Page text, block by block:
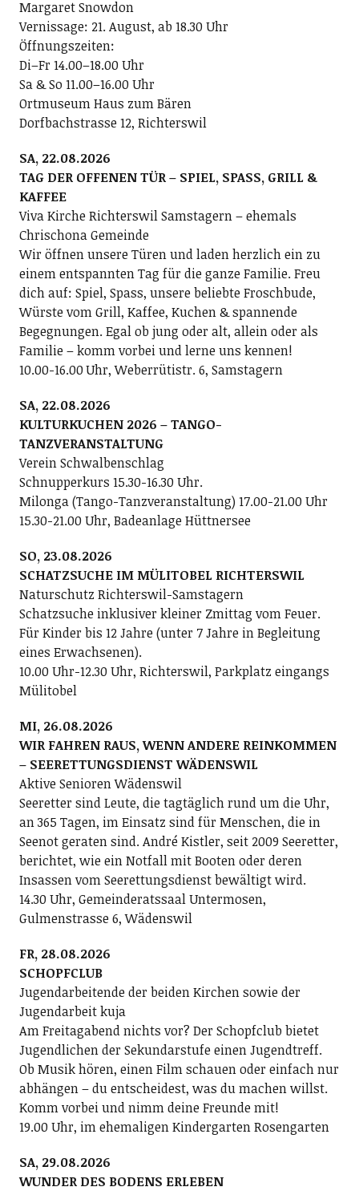
Margaret Snowdon
Vernissage: 21. August, ab 18.30 Uhr
Öffnungszeiten:
Di–Fr 14.00–18.00 Uhr
Sa & So 11.00–16.00 Uhr
Ortmuseum Haus zum Bären
Dorfbachstrasse 12, Richterswil
SA, 22.08.2026
TAG DER OFFENEN TÜR – SPIEL, SPASS, GRILL &
KAFFEE
Viva Kirche Richterswil Samstagern – ehemals
Chrischona Gemeinde
Wir öffnen unsere Türen und laden herzlich ein zu
einem entspannten Tag für die ganze Familie. Freu
dich auf: Spiel, Spass, unsere beliebte Froschbude,
Würste vom Grill, Kaffee, Kuchen & spannende
Begegnungen. Egal ob jung oder alt, allein oder als
Familie – komm vorbei und lerne uns kennen!
10.00-16.00 Uhr, Weberrütistr. 6, Samstagern
SA, 22.08.2026
KULTURKUCHEN 2026 – TANGO-
TANZVERANSTALTUNG
Verein Schwalbenschlag
Schnupperkurs 15.30-16.30 Uhr.
Milonga (Tango-Tanzveranstaltung) 17.00-21.00 Uhr
15.30-21.00 Uhr, Badeanlage Hüttnersee
SO, 23.08.2026
SCHATZSUCHE IM MÜLITOBEL RICHTERSWIL
Naturschutz Richterswil-Samstagern
Schatzsuche inklusiver kleiner Zmittag vom Feuer.
Für Kinder bis 12 Jahre (unter 7 Jahre in Begleitung
eines Erwachsenen).
10.00 Uhr-12.30 Uhr, Richterswil, Parkplatz eingangs
Mülitobel
MI, 26.08.2026
WIR FAHREN RAUS, WENN ANDERE REINKOMMEN
– SEERETTUNGSDIENST WÄDENSWIL
Aktive Senioren Wädenswil
Seeretter sind Leute, die tagtäglich rund um die Uhr,
an 365 Tagen, im Einsatz sind für Menschen, die in
Seenot geraten sind. André Kistler, seit 2009 Seeretter,
berichtet, wie ein Notfall mit Booten oder deren
Insassen vom Seerettungsdienst bewältigt wird.
14.30 Uhr, Gemeinderatssaal Untermosen,
Gulmenstrasse 6, Wädenswil
FR, 28.08.2026
SCHOPFCLUB
Jugendarbeitende der beiden Kirchen sowie der
Jugendarbeit kuja
Am Freitagabend nichts vor? Der Schopfclub bietet
Jugendlichen der Sekundarstufe einen Jugendtreff.
Ob Musik hören, einen Film schauen oder einfach nur
abhängen – du entscheidest, was du machen willst.
Komm vorbei und nimm deine Freunde mit!
19.00 Uhr, im ehemaligen Kindergarten Rosengarten
SA, 29.08.2026
WUNDER DES BODENS ERLEBEN